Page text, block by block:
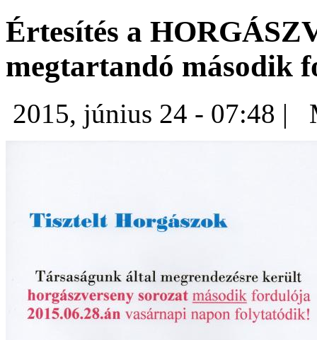
Értesítés a
megtartandó második
2015, június 24 - 07:48 |